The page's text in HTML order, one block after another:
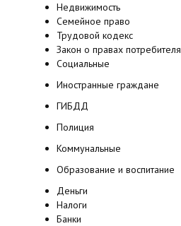
Недвижимость
Семейное право
Трудовой кодекс
Закон о правах потребителя
Социальные
Иностранные граждане
ГИБДД
Полиция
Коммунальные
Образование и воспитание
Деньги
Налоги
Банки